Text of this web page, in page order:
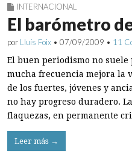
INTERNACIONAL
El barómetro
por Lluís Foix • 07/09/2009 • 11
El buen periodismo no
mucha frecuencia mejora la
de los fuertes, jóvenes y
no hay progreso duradero.
flaquezas, en permanente
Leer más →